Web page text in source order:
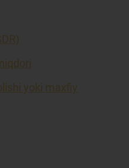
yoki maxfiy